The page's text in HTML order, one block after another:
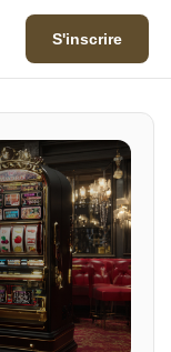
S'inscrire